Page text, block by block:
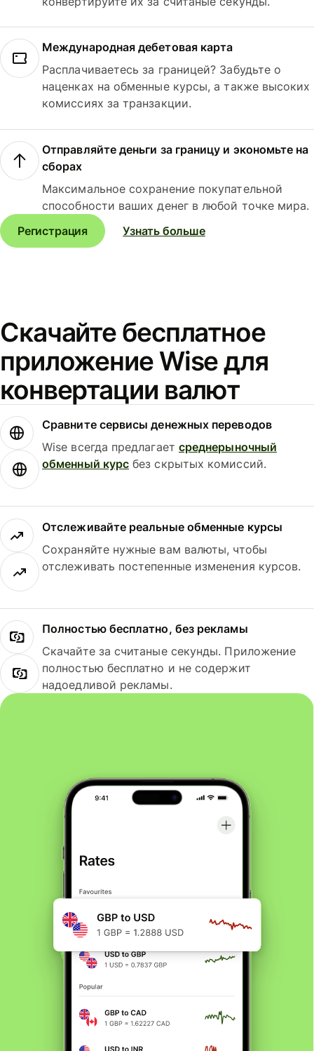
Международная дебетовая карта
Расплачиваетесь за границей? Забудьте о
наценках на обменные курсы, а также высоких
комиссиях за транзакции.
Отправляйте деньги за границу и экономьте на
сборах
Максимальное сохранение покупательной
способности ваших денег в любой точке мира.
Регистрация
Узнать больше
Скачайте бесплатное
приложение Wise для
конвертации валют
Сравните сервисы денежных переводов
Wise всегда предлагает среднерыночный
обменный курс без скрытых комиссий.
Отслеживайте реальные обменные курсы
Сохраняйте нужные вам валюты, чтобы
отслеживать постепенные изменения курсов.
Полностью бесплатно, без рекламы
Скачайте за считаные секунды. Приложение
полностью бесплатно и не содержит
надоедливой рекламы.